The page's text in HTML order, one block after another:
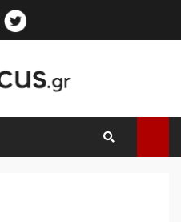
facebook